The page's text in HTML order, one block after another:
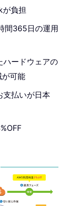
負担
間365日の運用
ハードウェアの
可能
支払いが日本